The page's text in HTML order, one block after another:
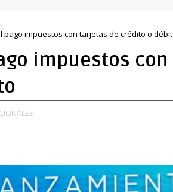
pago impuestos con tarjetas de crédito o
impuestos